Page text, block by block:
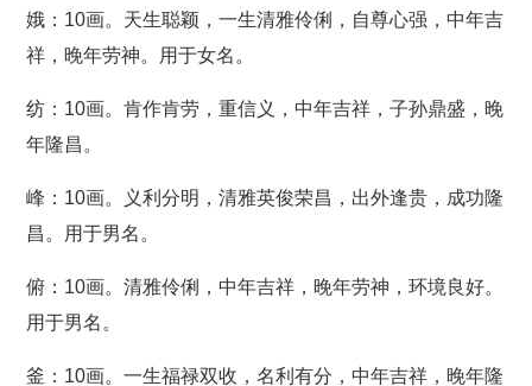
娥：10画。天生聪颖，一生清雅伶俐，自尊心强，中年吉
祥，晚年劳神。用于女名。
纺：10画。肯作肯劳，重信义，中年吉祥，子孙鼎盛，晚
年隆昌。
峰：10画。义利分明，清雅英俊荣昌，出外逢贵，成功隆
昌。用于男名。
俯：10画。清雅伶俐，中年吉祥，晚年劳神，环境良好。
用于男名。
釜：10画。一生福禄双收，名利有分，中年吉祥，晚年隆